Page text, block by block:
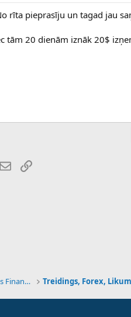
rīta pieprasīju un tagad jau
tām 20 dienām iznāk 20$
E-pastsSaiti
Tehnoloģijas, Kriptovalūtas un Nākotnes Finanses Treidings, Forex,